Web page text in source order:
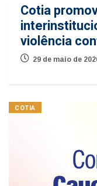
Cotia
violência
29 de maio de
COTIA